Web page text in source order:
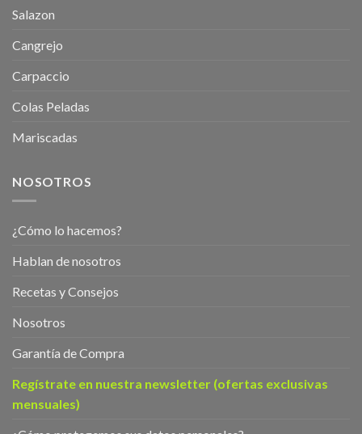
Salazon
Cangrejo
Carpaccio
Colas Peladas
Mariscadas
NOSOTROS
¿Cómo lo hacemos?
Hablan de nosotros
Recetas y Consejos
Nosotros
Garantía de Compra
Regístrate en nuestra newsletter (ofertas exclusivas
mensuales)